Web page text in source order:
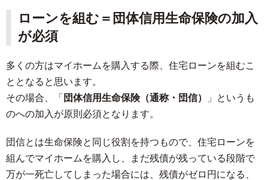
ローンを組む＝団体信用生命保険の加入
が必須
多くの方はマイホームを購入する際、住宅ローンを組むこ
ととなると思います。
その場合、「 団体信用生命保険（通称・団信）
」というも
のへの加入が原則必須となります。
団信とは生命保険と同じ役割を持つもので、住宅ローンを
組んでマイホームを購入し、まだ残債が残っている段階で
万が一死亡してしまった場合には、残債がゼロ円になる、